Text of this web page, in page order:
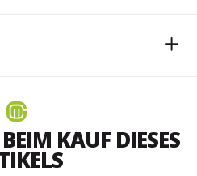
KAUF DIESES